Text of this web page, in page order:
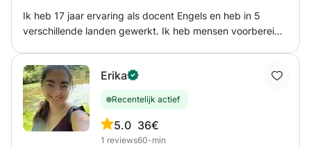
Ik heb 17 jaar ervaring als docent Engels en heb in 5
verschillende landen gewerkt. Ik heb mensen voorbereid
gerust contact met me op om je schrijf-, lees- en
spreekvaardigheid voor deze examens te verbeteren.
Erika
Recentelijk actief
5.0
1 reviews
36€
60-min